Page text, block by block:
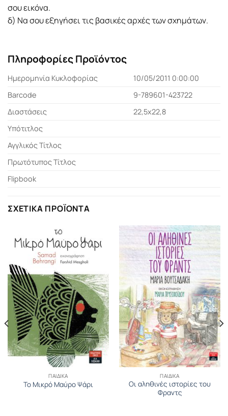
σου εικόνα.
δ) Να σου εξηγήσει τις βασικές αρχές των σχημάτων.
Πληροφορίες Προϊόντος
Ημερομηνία Κυκλοφορίας
10/05/2011 0:00:00
Barcode
9-789601-423722
Διαστάσεις
22,5x22,8
Υπότιτλος
Αγγλικός Τίτλος
Πρωτότυπος Τίτλος
Flipbook
ΣΧΕΤΙΚΆ ΠΡΟΪΌΝΤΑ
ΠΑΙΔΙΚΆ
Το Μικρό Μαύρο Ψάρι
ΠΑΙΔΙΚΆ
Οι αληθινές ιστορίες του
Φραντς